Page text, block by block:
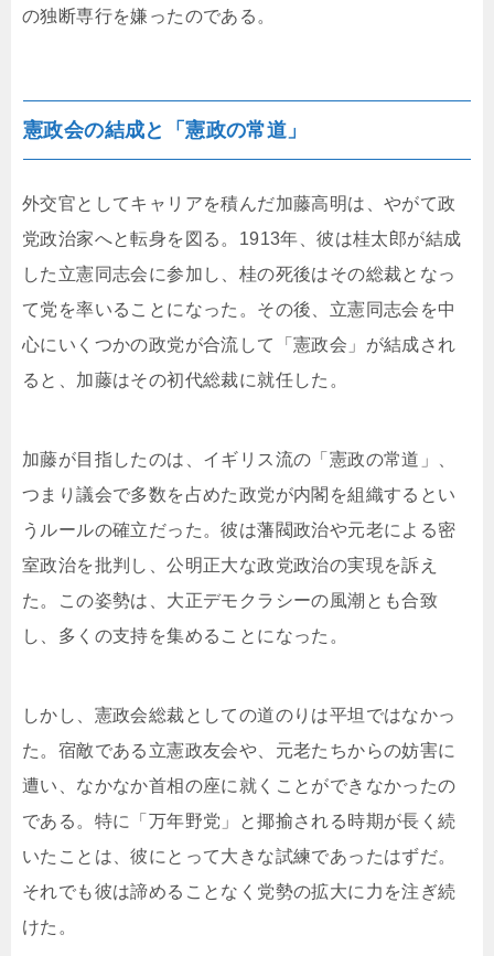
の独断専行を嫌ったのである。
憲政会の結成と「憲政の常道」
外交官としてキャリアを積んだ加藤高明は、やがて政
党政治家へと転身を図る。1913年、彼は桂太郎が結成
した立憲同志会に参加し、桂の死後はその総裁となっ
て党を率いることになった。その後、立憲同志会を中
心にいくつかの政党が合流して「憲政会」が結成され
ると、加藤はその初代総裁に就任した。
加藤が目指したのは、イギリス流の「憲政の常道」、
つまり議会で多数を占めた政党が内閣を組織するとい
うルールの確立だった。彼は藩閥政治や元老による密
室政治を批判し、公明正大な政党政治の実現を訴え
た。この姿勢は、大正デモクラシーの風潮とも合致
し、多くの支持を集めることになった。
しかし、憲政会総裁としての道のりは平坦ではなかっ
た。宿敵である立憲政友会や、元老たちからの妨害に
遭い、なかなか首相の座に就くことができなかったの
である。特に「万年野党」と揶揄される時期が長く続
いたことは、彼にとって大きな試練であったはずだ。
それでも彼は諦めることなく党勢の拡大に力を注ぎ続
けた。